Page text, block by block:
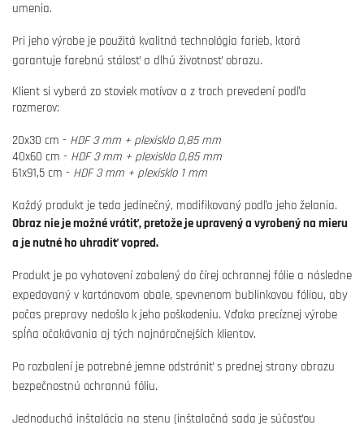
umenia.
Pri jeho výrobe je použitá kvalitná technológia farieb, ktorá
garantuje farebnú stálosť a dlhú životnosť obrazu.
Klient si vyberá zo stoviek motívov a z troch prevedení podľa
rozmerov:
20x30 cm - HDF 3 mm + plexisklo 0,85 mm
40x60 cm - HDF 3 mm + plexisklo 0,85 mm
61x91,5 cm - HDF 3 mm + plexisklo 1 mm
Každý produkt je teda jedinečný, modifikovaný podľa jeho želania.
Obraz nie je možné vrátiť, pretože je upravený a vyrobený na mieru
a je nutné ho uhradiť vopred.
Produkt je po vyhotovení zabalený do čírej ochrannej fólie a následne
expedovaný v kartónovom obale, spevnenom bublinkovou fóliou, aby
počas prepravy nedošlo k jeho poškodeniu. Vďaka precíznej výrobe
spĺňa očakávania aj tých najnáročnejších klientov.
Po rozbalení je potrebné jemne odstrániť s prednej strany obrazu
bezpečnostnú ochrannú fóliu.
Jednoduchá inštalácia na stenu (inštalačná sada je súčasťou